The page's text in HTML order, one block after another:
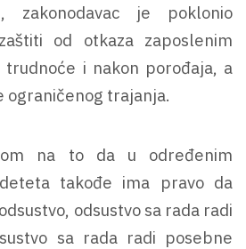
zakonodavac je poklonio
od otkaza zaposlenim
trudnoće i nakon porođaja, a
ograničenog trajanja.
na to da u određenim
takođe ima pravo da
odsustvo sa rada radi
sa rada radi posebne